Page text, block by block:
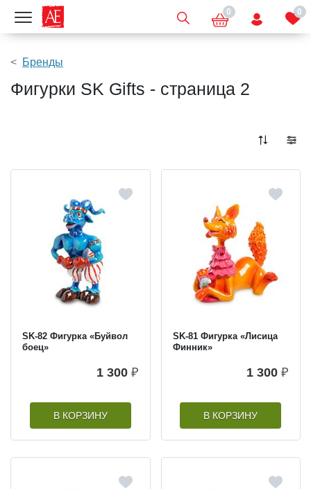
Показать меню 0 0
Бренды
Фигурки SK Gifts - страница 2
SK-82 Фигурка «Буйвол
боец»
1 300 ₽
В КОРЗИНУ
SK-81 Фигурка «Лисица
Финник»
1 300 ₽
В КОРЗИНУ